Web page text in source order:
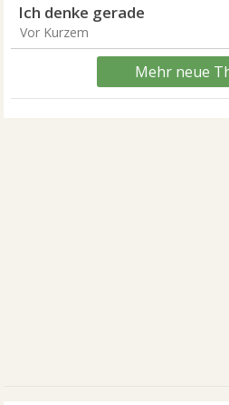
Ich denke gerade
Vor Kurzem
Mehr neue